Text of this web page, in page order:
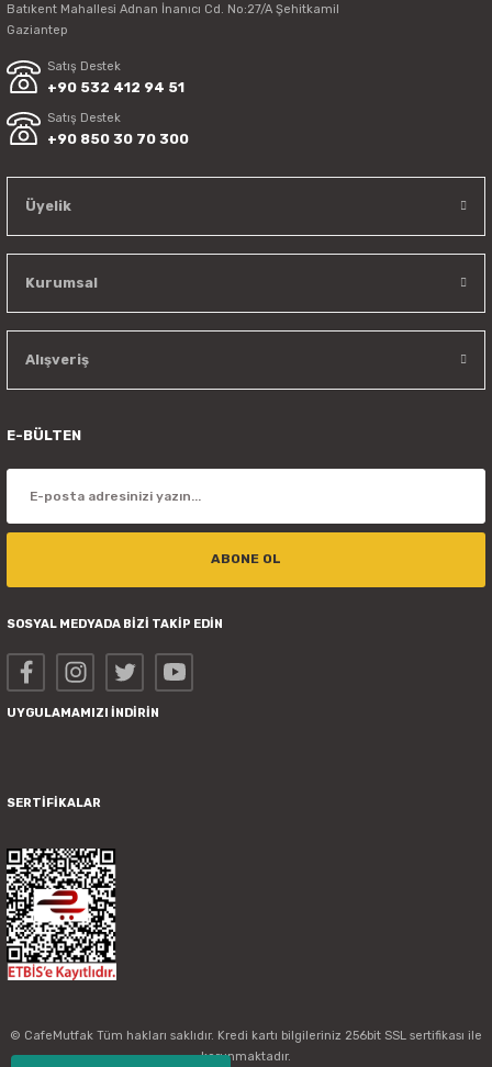
Batıkent Mahallesi Adnan İnanıcı Cd. No:27/A Şehitkamil
Gaziantep
Satış Destek
+90 532 412 94 51
Satış Destek
+90 850 30 70 300
Üyelik
Kurumsal
Alışveriş
E-BÜLTEN
ABONE OL
SOSYAL MEDYADA BİZİ TAKİP EDİN
UYGULAMAMIZI İNDİRİN
SERTİFİKALAR
© CafeMutfak Tüm hakları saklıdır. Kredi kartı bilgileriniz 256bit SSL sertifikası ile
korunmaktadır.